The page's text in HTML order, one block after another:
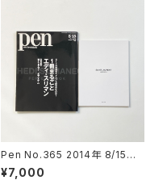
Pen No.365 2014年 8/15号
特集: 1冊まるごとエディ・スリマ
¥7,000